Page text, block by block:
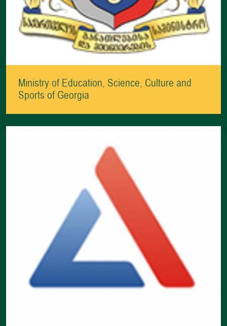
Ministry of Education, Science, Culture and
Sports of Georgia